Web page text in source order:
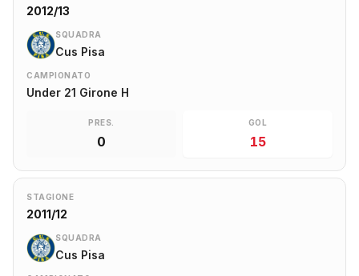
2012/13
SQUADRA
Cus Pisa
CAMPIONATO
Under 21 Girone H
PRES.
0
GOL
15
STAGIONE
2011/12
SQUADRA
Cus Pisa